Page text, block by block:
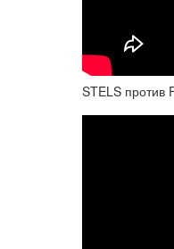
STELS против